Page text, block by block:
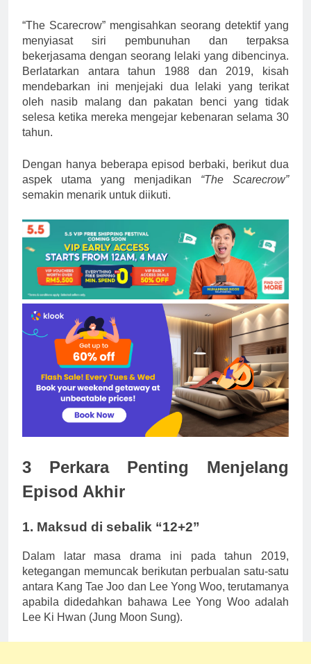
“The Scarecrow” mengisahkan seorang detektif yang
menyiasat siri pembunuhan dan terpaksa
bekerjasama dengan seorang lelaki yang dibencinya.
Berlatarkan antara tahun 1988 dan 2019, kisah
mendebarkan ini menjejaki dua lelaki yang terikat
oleh nasib malang dan pakatan benci yang tidak
selesa ketika mereka mengejar kebenaran selama 30
tahun.
Dengan hanya beberapa episod berbaki, berikut dua
aspek utama yang menjadikan “The Scarecrow”
semakin menarik untuk diikuti.
3 Perkara Penting Menjelang
Episod Akhir
1. Maksud di sebalik “12+2”
Dalam latar masa drama ini pada tahun 2019,
ketegangan memuncak berikutan perbualan satu-satu
antara Kang Tae Joo dan Lee Yong Woo, terutamanya
apabila didedahkan bahawa Lee Yong Woo adalah
Lee Ki Hwan (Jung Moon Sung).